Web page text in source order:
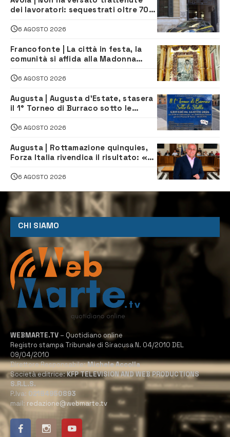
dei lavoratori: sequestrati oltre 700
climatizzazione
6 AGOSTO 2026
Francofonte | La città in festa, la
comunità si affida alla Madonna
6 AGOSTO 2026
Augusta | Augusta d’Estate, stasera
il 1° Torneo di Burraco sotto le
6 AGOSTO 2026
Augusta | Rottamazione quinquies,
Forza Italia rivendica il risultato: «La
6 AGOSTO 2026
CHI SIAMO
WEBMARTE.TV – Quotidiano online
Registro stampa Tribunale di Siracusa N. 04/2010 DEL
09/04/2010
Direttore Responsabile:Michele Accolla
Società editrice:KFP TELEVISION AND WEB PRODUCTIONS
S.R.L.S.
P.Iva: 02184950893
mail: redazione@webmarte.tv